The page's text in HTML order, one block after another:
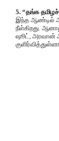
5. “தங்க
இந்த ஆண்டில்
நீள்கிறது.
ஷூட், அரவான்